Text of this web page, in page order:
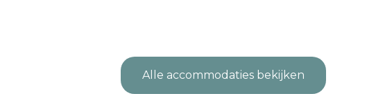
Alle accommodaties bekijken